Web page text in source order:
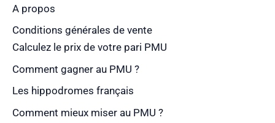
A propos
Conditions générales de vente
Calculez le prix de votre pari PMU
Comment gagner au PMU ?
Les hippodromes français
Comment mieux miser au PMU ?